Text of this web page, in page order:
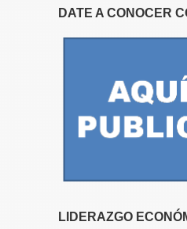
DATE A CONOCER
LIDERAZGO